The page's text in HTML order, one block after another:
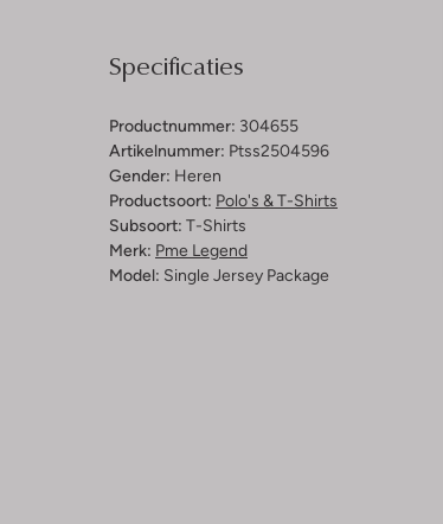
Specificaties
Productnummer: 304655
Artikelnummer: Ptss2504596
Gender: Heren
Productsoort: Polo's & T-Shirts
Subsoort: T-Shirts
Merk: Pme Legend
Model: Single Jersey Package